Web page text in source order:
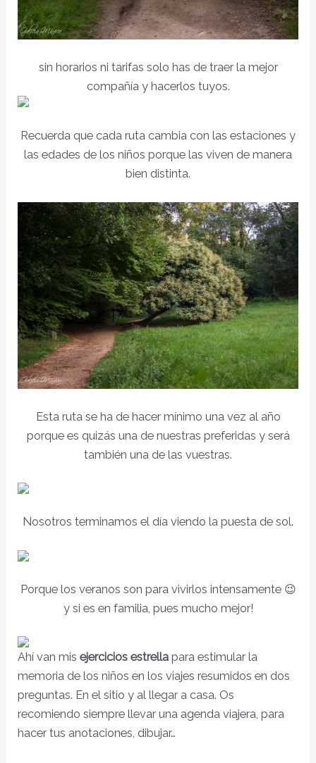
sin horarios ni tarifas solo has de traer la mejor
compañía y hacerlos tuyos.
Recuerda que cada ruta cambia con las estaciones y
las edades de los niños porque las viven de manera
bien distinta.
Esta ruta se ha de hacer mínimo una vez al año
porque es quizás una de nuestras preferidas y será
también una de las vuestras.
Nosotros terminamos el día viendo la puesta de sol.
Porque los veranos son para vivirlos intensamente 😉
y si es en familia, pues mucho mejor!
Ahí van mis ejercicios estrella para estimular la
memoria de los niños en los viajes resumidos en dos
preguntas. En el sitio y al llegar a casa. Os
recomiendo siempre llevar una agenda viajera, para
hacer tus anotaciones, dibujar…